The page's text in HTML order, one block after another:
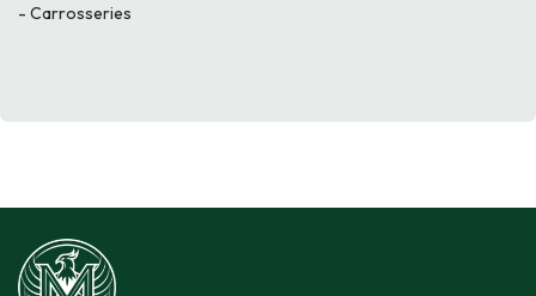
- Carrosseries